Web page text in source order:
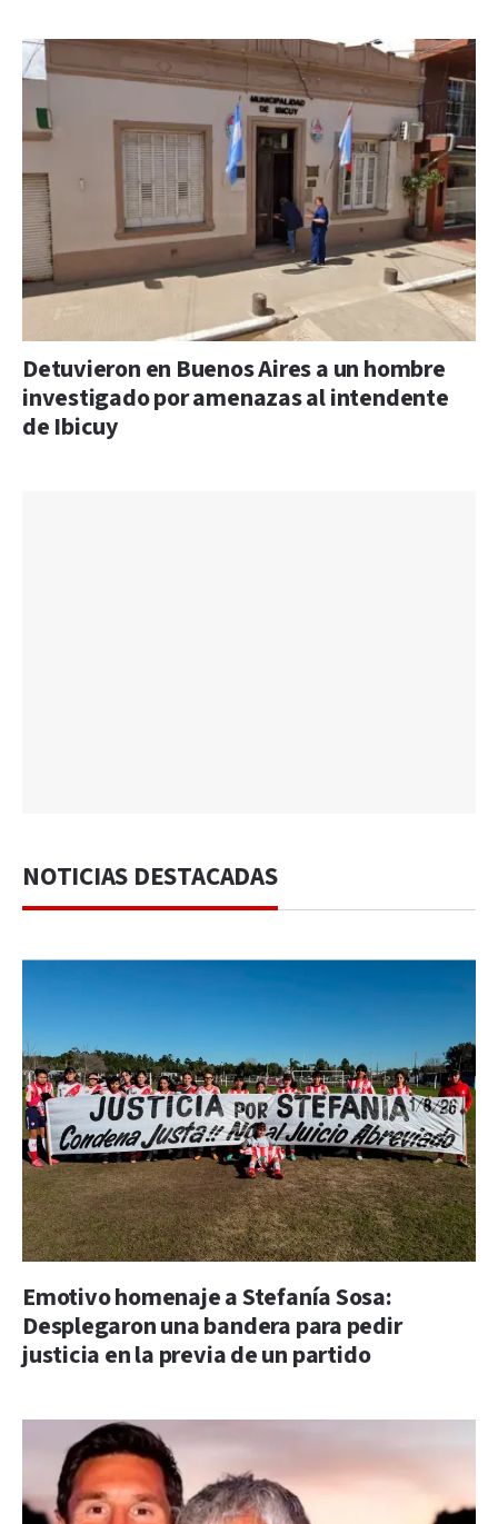
Detuvieron en Buenos Aires a un hombre
investigado por amenazas al intendente
de Ibicuy
NOTICIAS DESTACADAS
Emotivo homenaje a Stefanía Sosa:
Desplegaron una bandera para pedir
justicia en la previa de un partido